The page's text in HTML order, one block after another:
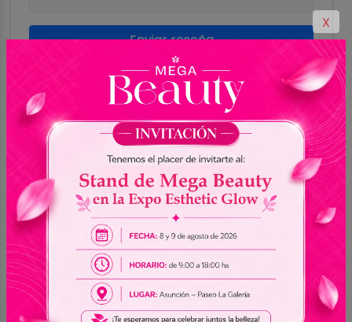
Enviar reseña
0.0
Sin reseñas
0
4
0
0
X